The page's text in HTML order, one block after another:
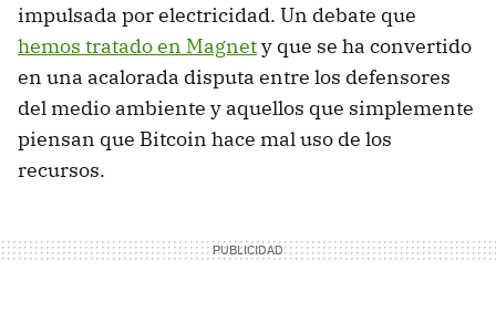
impulsada por electricidad. Un debate que
hemos tratado en Magnety que se ha convertido
en una acalorada disputa entre los defensores
del medio ambiente y aquellos que simplemente
piensan que Bitcoin hace mal uso de los
recursos.